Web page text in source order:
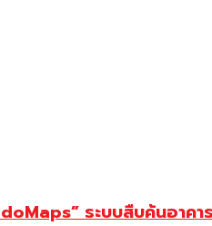
ระบบสืบค้นอาค